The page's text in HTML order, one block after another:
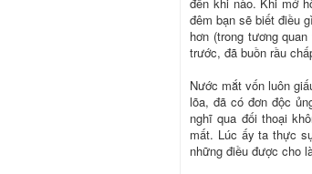
đến khi nào. Khi mớ
đêm bạn sẽ biết điều
hơn (trong tương
trước, đã buồn rầu
Nước mắt vốn luôn
lõa, đã có đơn độc
nghĩ qua đối thoại
mất. Lúc ấy ta thực
những điều được cho